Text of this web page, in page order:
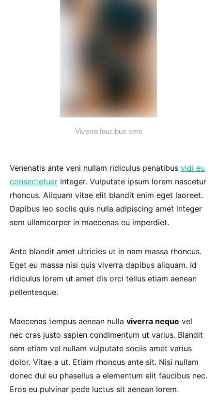
Viverra faucibus sem
Venenatis ante veni nullam ridiculus penatibus vidi eu
consectetuer integer. Vulputate ipsum lorem nascetur
rhoncus. Aliquam vitae elit blandit enim eget laoreet.
Dapibus leo sociis quis nulla adipiscing amet integer
sem ullamcorper in maecenas eu imperdiet.
Ante blandit amet ultricies ut in nam massa rhoncus.
Eget eu massa nisi quis viverra dapibus aliquam. Id
ridiculus lorem ut amet dis orci tellus etiam aenean
pellentesque.
Maecenas tempus aenean nulla viverra neque vel
nec cras justo sapien condimentum ut varius. Blandit
sem etiam vel nullam vulputate sociis amet varius
dolor. Vitae a ut. Etiam rhoncus ante sit. Nisi nullam
donec dui eu phasellus a elementum elit faucibus nec.
Eros eu pulvinar pede luctus sit aenean lorem.